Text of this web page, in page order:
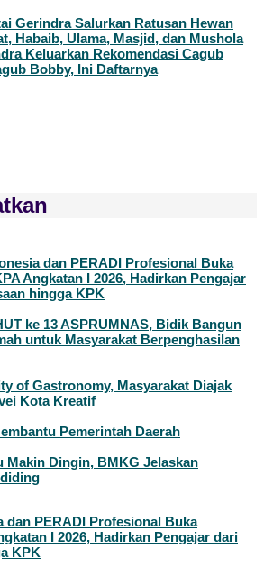
Gerindra Salurkan Ratusan Hewan
Habaib, Ulama, Masjid, dan Mushola
Keluarkan Rekomendasi Cagub
Bobby, Ini Daftarnya
dan PERADI Profesional Buka
Angkatan I 2026, Hadirkan Pengajar
hingga KPK
ke 13 ASPRUMNAS, Bidik Bangun
untuk Masyarakat Berpenghasilan
of Gastronomy, Masyarakat Diajak
Kota Kreatif
Pemerintah Daerah
Makin Dingin, BMKG Jelaskan
dan PERADI Profesional Buka
I 2026, Hadirkan Pengajar dari
KPK